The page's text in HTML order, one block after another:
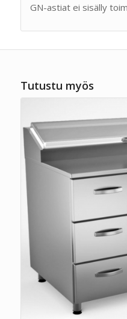
GN-astiat ei sisälly
Tutustu myös